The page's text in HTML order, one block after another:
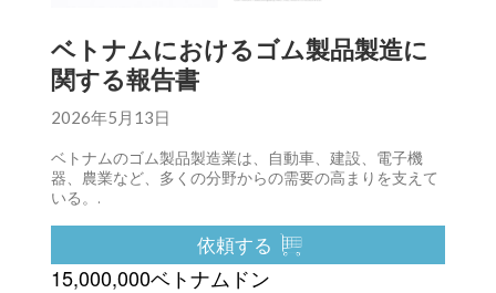
ベトナムにおけるゴム製品製造に
関する報告書
2026年5月13日
ベトナムのゴム製品製造業は、自動車、建設、電子機
器、農業など、多くの分野からの需要の高まりを支えて
いる。.
依頼する
15,000,000ベトナムドン